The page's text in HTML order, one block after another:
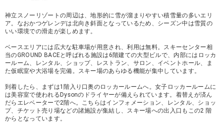
神立スノーリゾートの周辺は、地形的に雪が溜まりやすい積雪量の多いエリ
ア。なおかつゲレンデは北向き斜面となっているため、シーズン中は雪質の
いい環境での滑走が楽しめます。
ベースエリアには広大な駐車場が用意され、利用は無料。スキーセンター相
当のGROUND BACEと呼ばれる施設は6階建ての大型ビルで、内部にはロッカ
ールーム、レンタル、ショップ、レストラン、サロン、イベントホール、ま
た仮眠室や大浴場を完備。スキー場のあらゆる機能が集中しています。
到着したら、まずは1階入り口奥のロッカールームへ。女子ロッカールームに
は美容室で使われるDysonのドライヤーが備えられています。着替えが済ん
だらエレベーターで2階へ。こちらはインフォメーション、レンタル、ショッ
プ、チケット売り場などの諸施設が集結し、スキー場への出入口もこの2 階
からとなっています。